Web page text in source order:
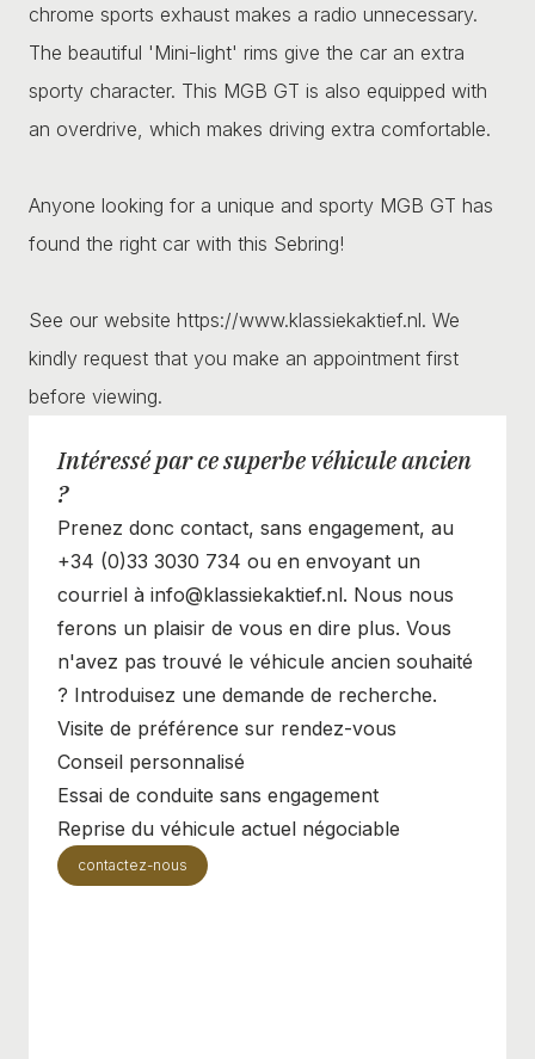
chrome sports exhaust makes a radio unnecessary.
The beautiful 'Mini-light' rims give the car an extra
sporty character. This MGB GT is also equipped with
an overdrive, which makes driving extra comfortable.
Anyone looking for a unique and sporty MGB GT has
found the right car with this Sebring!
See our website https://www.klassiekaktief.nl. We
kindly request that you make an appointment first
before viewing.
Intéressé par ce superbe véhicule ancien
?
Prenez donc contact, sans engagement, au
+34 (0)33 3030 734 ou en envoyant un
courriel à info@klassiekaktief.nl. Nous nous
ferons un plaisir de vous en dire plus. Vous
n'avez pas trouvé le véhicule ancien souhaité
? Introduisez une demande de recherche.
Visite de préférence sur rendez-vous
Conseil personnalisé
Essai de conduite sans engagement
Reprise du véhicule actuel négociable
contactez-nous